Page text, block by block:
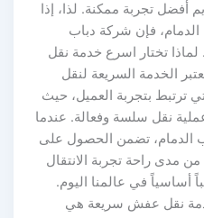
أفضل تجربة ممكنة. لذا، إذا
فإن شركة دباب
تختار اسرع خدمة نقل
الخدمة السريعة لنقل
ترتبط بتجربة العميل، حيث
نقل سلسة وفعالة. عندما
تضمن الحصول على
راحة تجربة الانتقال
في عالمنا اليوم.
نقل عفش سريعة هي